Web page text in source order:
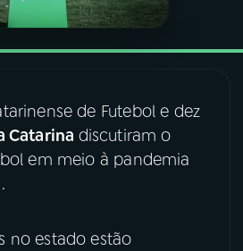
de Futebol e dez
Catarina discutiram o
em meio à pandemia
.
no estado estão